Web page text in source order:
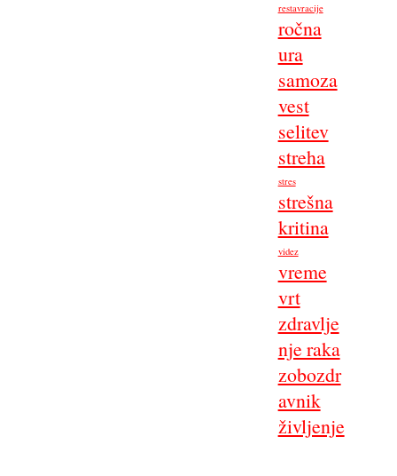
restavracije
ročna
ura
samoza
vest
selitev
streha
stres
strešna
kritina
videz
vreme
vrt
zdravlje
nje raka
zobozdr
avnik
življenje